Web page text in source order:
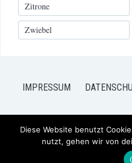
Zitrone
Zwiebel
IMPRESSUM
COPYRIGHT © 2026 FRISCH
—
Diese Website benutzt
nutzt, gehen wir von